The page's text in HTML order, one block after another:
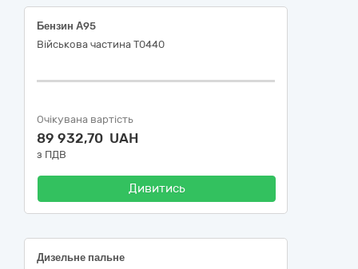
Бензин А95
Військова частина Т0440
Очікувана вартість
89 932,70 UAH
з ПДВ
Дивитись
Дизельне пальне